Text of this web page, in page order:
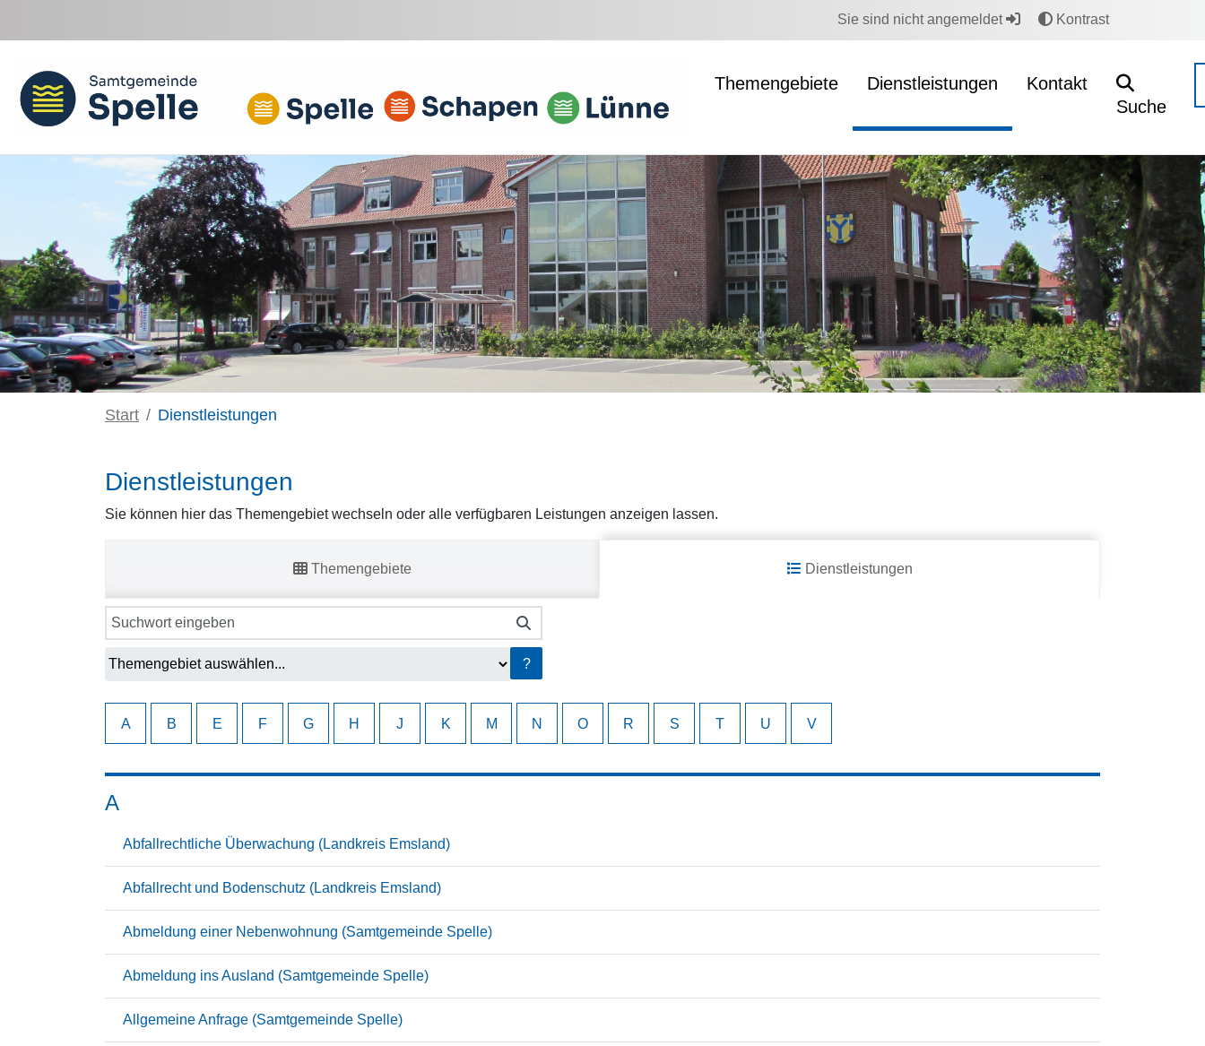
Sie sind nicht angemeldet Kontrast
Themengebiete Dienstleistungen
Kontakt
Suche
Start Dienstleistungen
Dienstleistungen
Sie können hier das Themengebiet wechseln oder alle verfügbaren Leistungen anzeigen lassen.
Themengebiete Dienstleistungen
?
A B E F G H J K M N O R S T U V
A
Abfallrechtliche Überwachung (Landkreis Emsland)
Abfallrecht und Bodenschutz (Landkreis Emsland)
Abmeldung einer Nebenwohnung (Samtgemeinde Spelle)
Abmeldung ins Ausland (Samtgemeinde Spelle)
Allgemeine Anfrage (Samtgemeinde Spelle)